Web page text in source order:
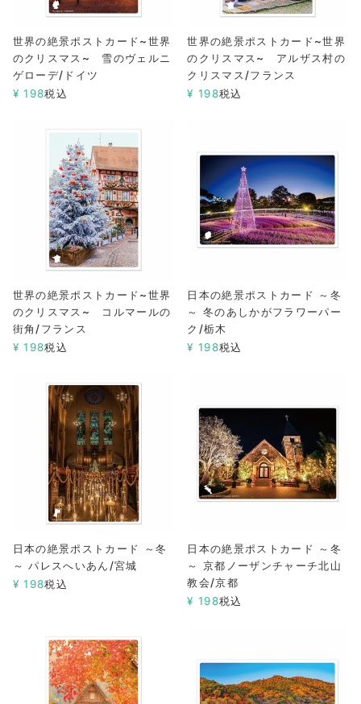
世界の絶景ポストカード~世界
のクリスマス~ 雪のヴェルニ
ゲローデ/ドイツ
¥ 198税込
世界の絶景ポストカード~世界
のクリスマス~ アルザス村の
クリスマス/フランス
¥ 198税込
世界の絶景ポストカード~世界
のクリスマス~ コルマールの
街角/フランス
¥ 198税込
日本の絶景ポストカード ～冬
～ 冬のあしかがフラワーパー
ク/栃木
¥ 198税込
日本の絶景ポストカード ～冬
～ パレスへいあん/宮城
¥ 198税込
日本の絶景ポストカード ～冬
～ 京都ノーザンチャーチ北山
教会/京都
¥ 198税込